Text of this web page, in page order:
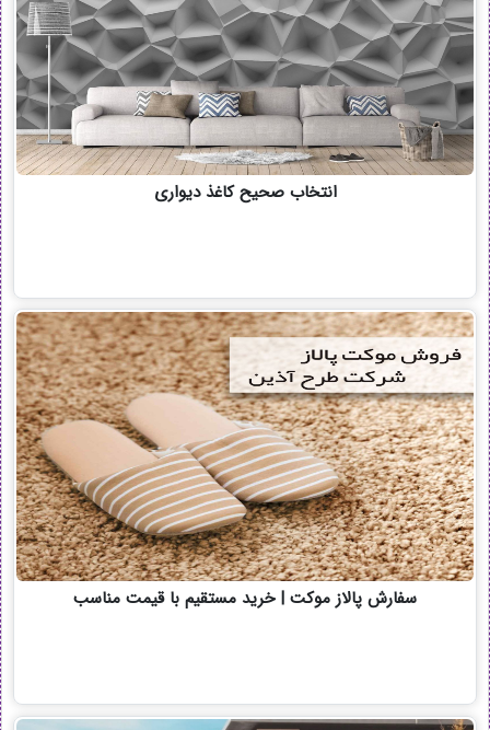
انتخاب صحيح كاغذ ديواری
سفارش پالاز موکت | خرید مستقیم با قیمت مناسب